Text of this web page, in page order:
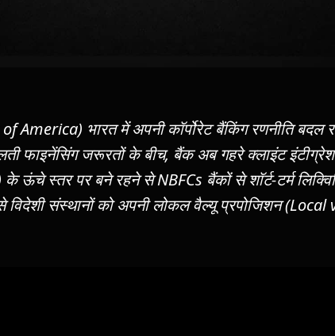
भारत में अपनी कॉर्पोरेट बैंकिंग रणनीति बदल
फाइनेंसिंग जरूरतों के बीच, बैंक अब गहरे क्लाइंट
के ऊंचे स्तर पर बने रहने से NBFCs बैंकों से शॉर्ट-टर्म
संस्थानों को अपनी लोकल वैल्यू प्रपोजिशन